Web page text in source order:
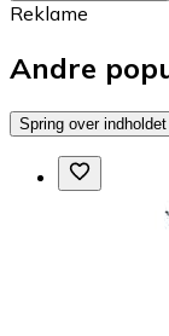
Reklame
Andre
Spring over indholdet